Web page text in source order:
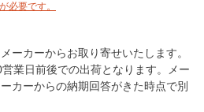
必要です。
ーカーからお取り寄せいたします。
業日前後での出荷となります。メー
カーからの納期回答がきた時点で別